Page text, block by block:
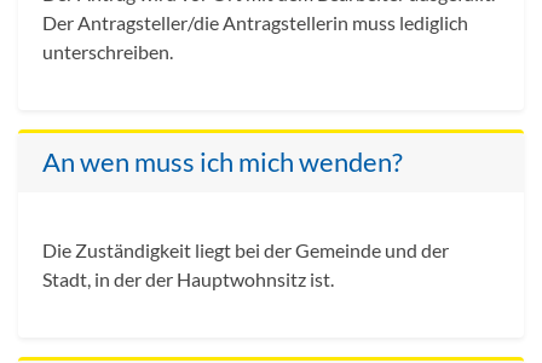
Der Antragsteller/die Antragstellerin muss lediglich
unterschreiben.
An wen muss ich mich wenden?
Die Zuständigkeit liegt bei der Gemeinde und der
Stadt, in der der Hauptwohnsitz ist.